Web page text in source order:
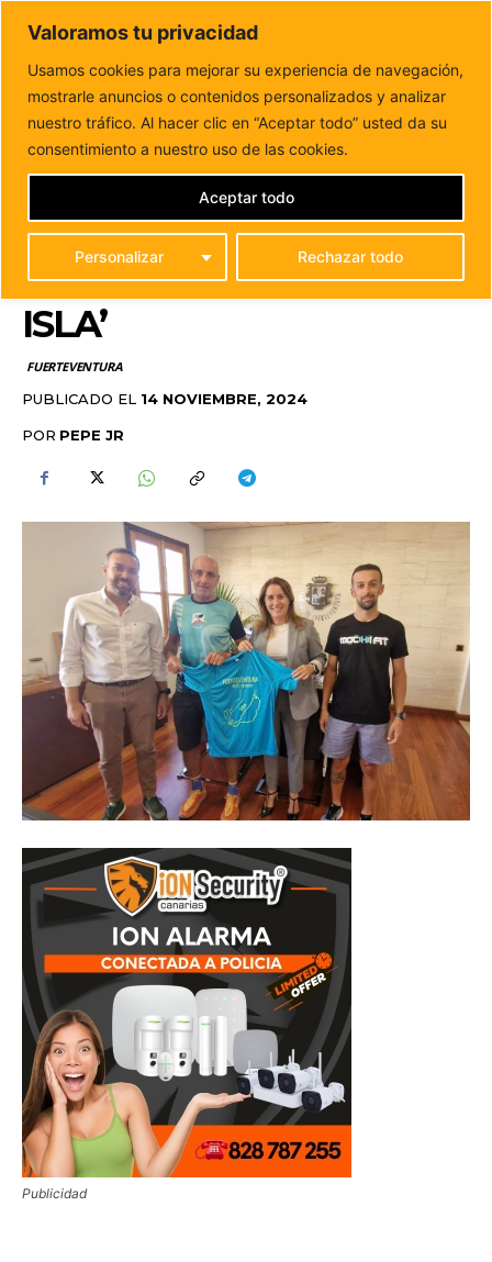
Valoramos tu privacidad
Usamos cookies para mejorar su experiencia de navegación,
mostrarle anuncios o contenidos personalizados y analizar
nuestro tráfico. Al hacer clic en “Aceptar todo” usted da su
consentimiento a nuestro uso de las cookies.
Personalizar Rechazar todo
Aceptar todo
DUNAS FM
Tu informacion de forma cercana
Inicio FUERTEVENTURA
El Cabildo de Fuerteventura se
suma al reto solidario ‘Vuelta a la...
EL CABILDO DE
FUERTEVENTURA SE
SUMA AL RETO
SOLIDARIO ‘VUELTA A LA
ISLA’
FUERTEVENTURA
PUBLICADO EL 14 NOVIEMBRE, 2024
POR PEPE JR
Publicidad